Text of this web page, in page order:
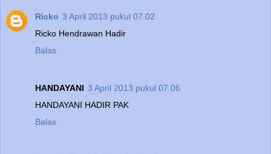
Ricko 3 April 2013 pukul 07.02
Ricko Hendrawan Hadir
Balas
HANDAYANI 3 April 2013 pukul 07.06
HANDAYANI HADIR PAK
Balas